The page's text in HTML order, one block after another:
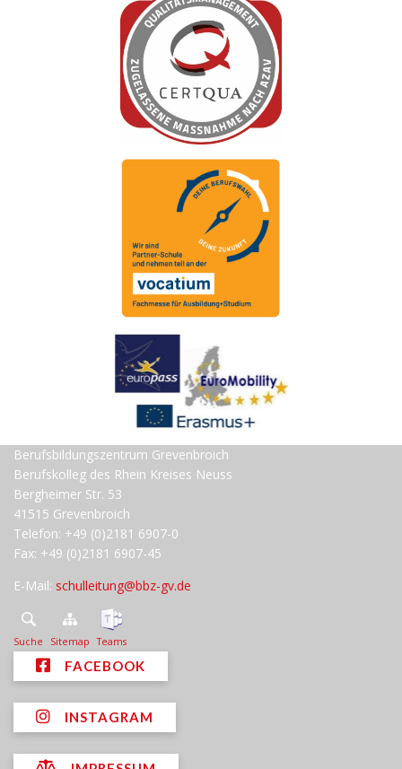
Berufsbildungszentrum Grevenbroich
Berufskolleg des Rhein Kreises Neuss
Bergheimer Str. 53
41515 Grevenbroich
Telefon: +49 (0)2181 6907-0
Fax: +49 (0)2181 6907-45
E-Mail: schulleitung@bbz-gv.de
Suche Sitemap Teams
FACEBOOK
INSTAGRAM